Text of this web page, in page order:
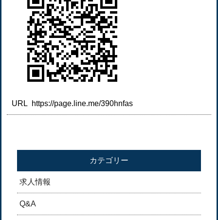
URL https://page.line.me/390hnfas
カテゴリー
求人情報
Q&A